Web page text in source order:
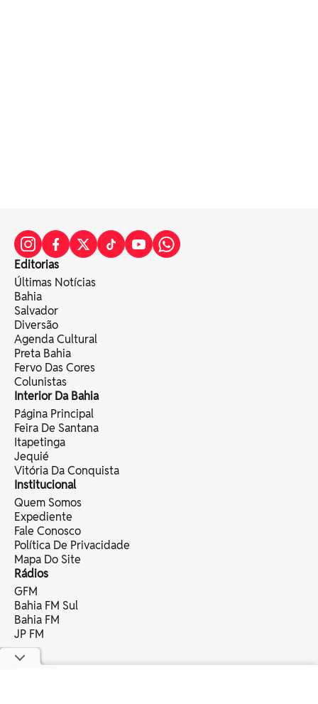
Editorias
Últimas Notícias
Bahia
Salvador
Diversão
Agenda Cultural
Preta Bahia
Fervo Das Cores
Colunistas
Interior Da Bahia
Página Principal
Feira De Santana
Itapetinga
Jequié
Vitória Da Conquista
Institucional
Quem Somos
Expediente
Fale Conosco
Política De Privacidade
Mapa Do Site
Rádios
GFM
Bahia FM Sul
Bahia FM
JP FM